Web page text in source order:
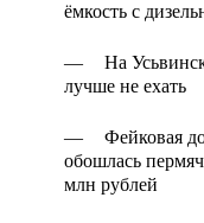
ёмкость с
—
На
лучше не ехать
—
Фейковая
обошлась
млн рублей